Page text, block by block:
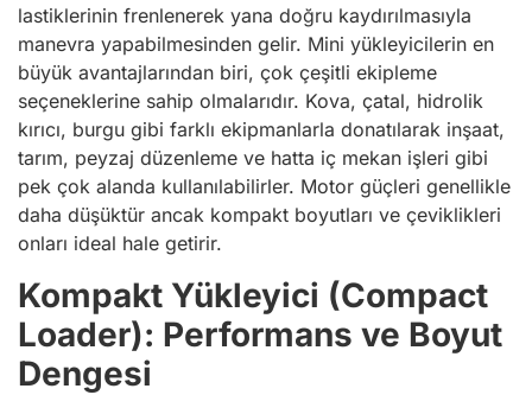
lastiklerinin frenlenerek yana doğru kaydırılmasıyla
manevra yapabilmesinden gelir. Mini yükleyicilerin en
büyük avantajlarından biri, çok çeşitli ekipleme
seçeneklerine sahip olmalarıdır. Kova, çatal, hidrolik
kırıcı, burgu gibi farklı ekipmanlarla donatılarak inşaat,
tarım, peyzaj düzenleme ve hatta iç mekan işleri gibi
pek çok alanda kullanılabilirler. Motor güçleri genellikle
daha düşüktür ancak kompakt boyutları ve çeviklikleri
onları ideal hale getirir.
Kompakt Yükleyici (Compact
Loader): Performans ve Boyut
Dengesi